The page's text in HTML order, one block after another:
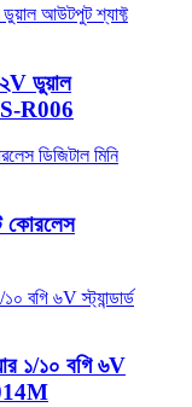
ডুয়াল
R006
কোরলেস
১/১০ বগি ৬V